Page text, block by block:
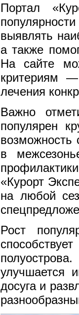
Портал
выявлять
а также
На сайте
критериям
лечения
Важно
популярен
возможность
в
«Курорт
на любой
Рост
улучшается
досуга и